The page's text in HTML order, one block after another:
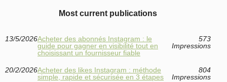
Most current publications
13/5/2026Acheter des abonnés Instagram : le
guide pour gagner en visibilité tout en
choisissant un fournisseur fiable
573
Impressions
20/2/2026Acheter des likes Instagram : méthode
simple, rapide et sécurisée en 3 étapes
804
Impressions